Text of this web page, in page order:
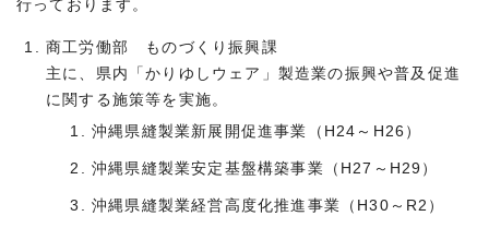
行っております。
商工労働部 ものづくり振興課
主に、県内「かりゆしウェア」製造業の振興や普及促進
に関する施策等を実施。
沖縄県縫製業新展開促進事業（H24～H26）
沖縄県縫製業安定基盤構築事業（H27～H29）
沖縄県縫製業経営高度化推進事業（H30～R2）